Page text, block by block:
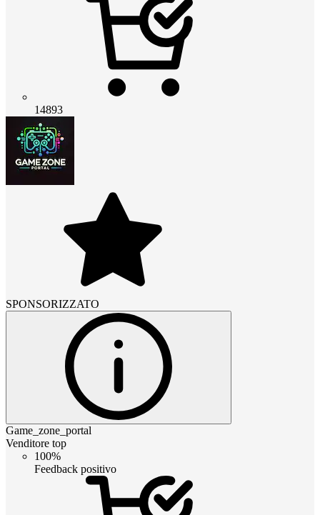
14893
SPONSORIZZATO
Game_zone_portal
Venditore top
100%
Feedback positivo